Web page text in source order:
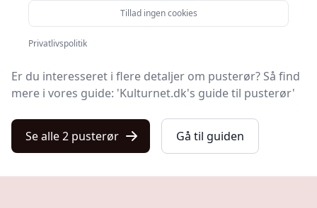
Uanset om du prioriterer høj kvalitet uanset prisen,
om du leder efter et pusterør med fri fragt, eller du vil
finde den bedste pris, så finder du løsningen her.
Er du interesseret i flere detaljer om pusterør? Så find
mere i vores guide: 'Kulturnet.dk's guide til pusterør'
Se alle 2 pusterør Gå til guiden
Tillad ingen cookies
Privatlivspolitik